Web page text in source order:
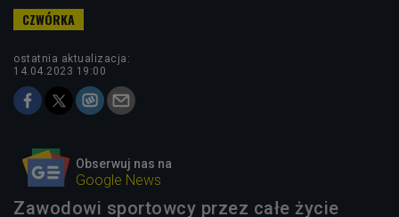
ostatnia aktualizacja:
14.04.2023 19:00
Obserwuj nas na
Google News
Zawodowi sportowcy przez całe życie